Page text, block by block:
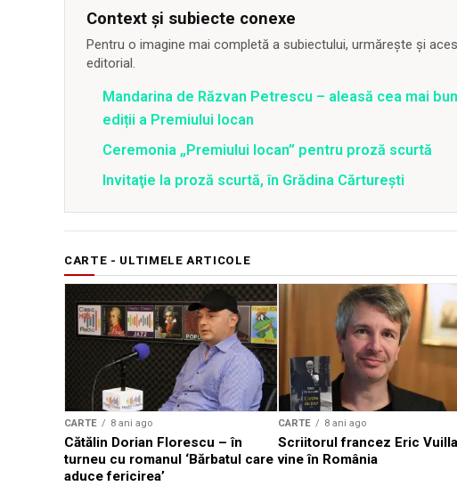
Context și subiecte conexe
Pentru o imagine mai completă a subiectului, urmărește și
editorial.
Mandarina de Răzvan Petrescu – aleasă cea mai
ediții a Premiului Iocan
Ceremonia „Premiului Iocan” pentru proză scurtă
Invitaţie la proză scurtă, în Grădina Cărtureşti
CARTE - ULTIMELE ARTICOLE
CARTE 8 ani ago
Cătălin Dorian Florescu – în
turneu cu romanul ‘Bărbatul care
aduce fericirea’
CARTE 8 ani ago
Scriitorul francez Eric
vine în România